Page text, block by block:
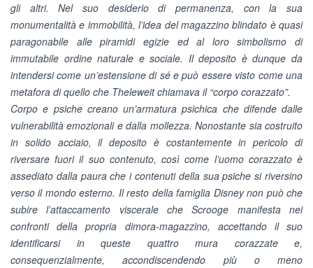
gli altri. Nel suo desiderio di permanenza, con la sua
monumentalità e immobilità, l’idea del magazzino blindato è quasi
paragonabile alle piramidi egizie ed al loro simbolismo di
immutabile ordine naturale e sociale. Il deposito è dunque da
intendersi come un’estensione di sé e può essere visto come una
metafora di quello che Theleweit chiamava il “corpo corazzato”.
Corpo e psiche creano un’armatura psichica che difende dalle
vulnerabilità emozionali e dalla mollezza. Nonostante sia costruito
in solido acciaio, il deposito è costantemente in pericolo di
riversare fuori il suo contenuto, così come l’uomo corazzato è
assediato dalla paura che i contenuti della sua psiche si riversino
verso il mondo esterno. Il resto della famiglia Disney non può che
subire l’attaccamento viscerale che Scrooge manifesta nei
confronti della propria dimora-magazzino, accettando il suo
identificarsi in queste quattro mura corazzate e,
consequenzialmente, accondiscendendo più o meno